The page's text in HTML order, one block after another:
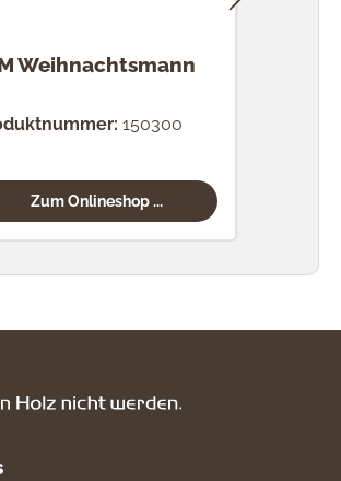
Weihnachtsmann
150300
Zum Onlineshop ...